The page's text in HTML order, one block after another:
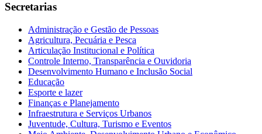
Secretarias
Administração e Gestão de Pessoas
Agricultura, Pecuária e Pesca
Articulação Institucional e Política
Controle Interno, Transparência e Ouvidoria
Desenvolvimento Humano e Inclusão Social
Educação
Esporte e lazer
Finanças e Planejamento
Infraestrutura e Serviços Urbanos
Juventude, Cultura, Turismo e Eventos